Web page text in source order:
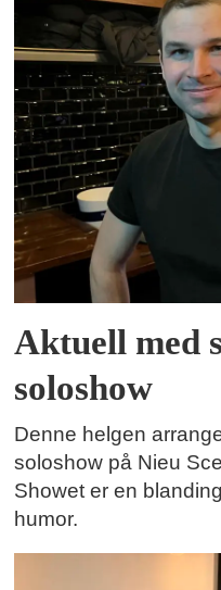
Aktuell med
soloshow
Denne helgen
soloshow på Nieu
Showet er en
humor.